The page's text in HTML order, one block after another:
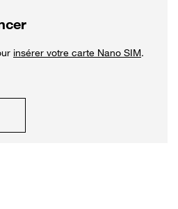
insérer votre carte Nano SIM.